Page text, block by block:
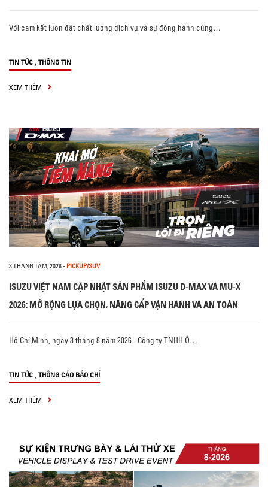
Với cam kết luôn đặt chất lượng dịch vụ và sự đồng hành cùng…
TIN TỨC , THÔNG TIN
XEM THÊM
3 THÁNG TÁM, 2026- PICKUP/SUV
ISUZU VIỆT NAM CẬP NHẬT SẢN PHẨM ISUZU D-MAX VÀ MU-X
2026: MỞ RỘNG LỰA CHỌN, NÂNG CẤP VẬN HÀNH VÀ AN TOÀN
Hồ Chí Minh, ngày 3 tháng 8 năm 2026 - Công ty TNHH Ô…
TIN TỨC , THÔNG CÁO BÁO CHÍ
XEM THÊM